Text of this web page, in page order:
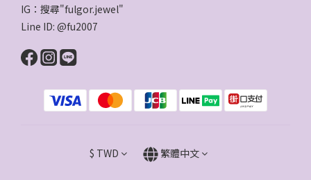
IG：搜尋"fulgor.jewel"
Line ID: @fu2007
$ TWD 繁體中文